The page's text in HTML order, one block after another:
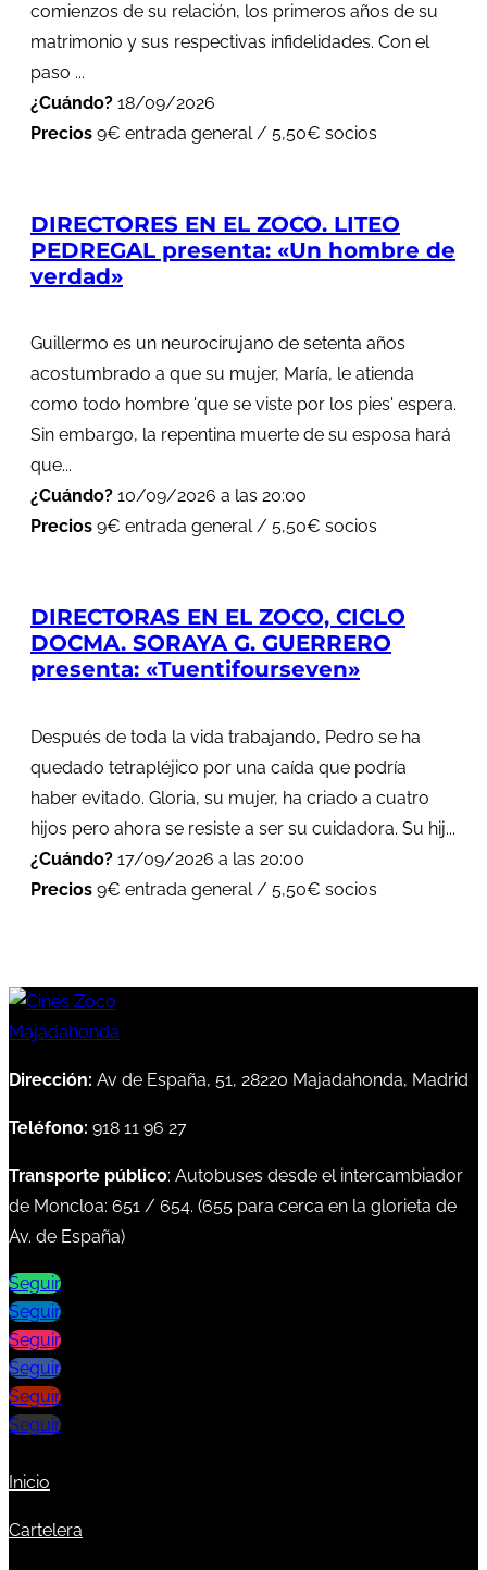
comienzos de su relación, los primeros años de su
matrimonio y sus respectivas infidelidades. Con el
paso ...
¿Cuándo? 18/09/2026
Precios 9€ entrada general / 5,50€ socios
DIRECTORES EN EL ZOCO. LITEO
PEDREGAL presenta: «Un hombre de
verdad»
Guillermo es un neurocirujano de setenta años
acostumbrado a que su mujer, María, le atienda
como todo hombre 'que se viste por los pies' espera.
Sin embargo, la repentina muerte de su esposa hará
que...
¿Cuándo? 10/09/2026 a las 20:00
Precios 9€ entrada general / 5,50€ socios
DIRECTORAS EN EL ZOCO, CICLO
DOCMA. SORAYA G. GUERRERO
presenta: «Tuentifourseven»
Después de toda la vida trabajando, Pedro se ha
quedado tetrapléjico por una caída que podría
haber evitado. Gloria, su mujer, ha criado a cuatro
hijos pero ahora se resiste a ser su cuidadora. Su hij...
¿Cuándo? 17/09/2026 a las 20:00
Precios 9€ entrada general / 5,50€ socios
Dirección: Av de España, 51, 28220 Majadahonda, Madrid
Teléfono: 918 11 96 27
Transporte público: Autobuses desde el intercambiador
de Moncloa: 651 / 654. (655 para cerca en la glorieta de
Av. de España)
Seguir
Seguir
Seguir
Seguir
Seguir
Seguir
Inicio
Cartelera